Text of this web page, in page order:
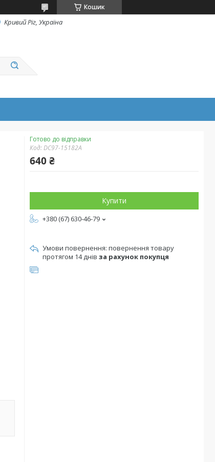
Кошик
Кривий Ріг, Україна
Готово до відправки
Код:DC97-15182A
640 ₴
Купити
+380 (67) 630-46-79
повернення товару
протягом 14 днів за рахунок покупця